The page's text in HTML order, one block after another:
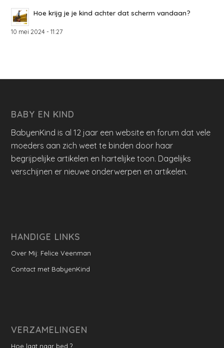
Hoe krijg je je kind achter dat scherm vandaan?
10 mei 2024 - 11:27
BABY EN KIND
BabyenKind is al 12 jaar een website en forum dat vele
moeders aan zich weet te binden door haar
begrijpelijke artikelen en hartelijke toon. Dagelijks
verschijnen er nieuwe onderwerpen en artikelen.
HANDIGE LINKS
Over Mij: Felice Veenman
Contact met BabyenKind
VERZAMELINGEN
Hoe laat naar bed ?